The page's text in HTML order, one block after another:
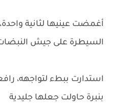
أغمضت عينيها لثانية
السيطرة على جيش
استدارت ببطء لتواجهه،
بنبرة حاولت جعلها جليدية